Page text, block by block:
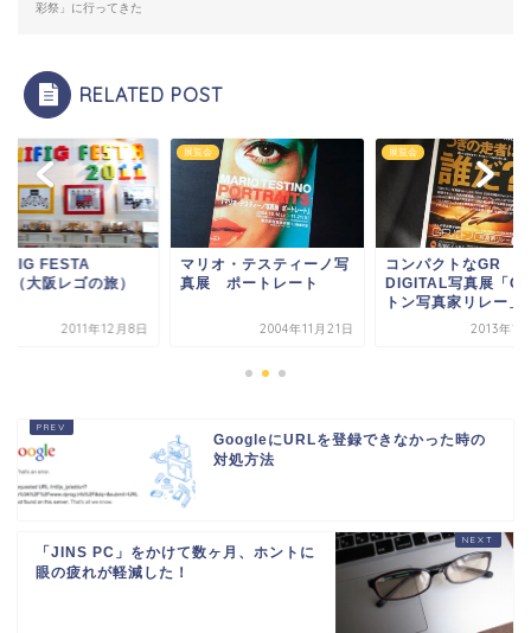
彩祭」に行ってきた
RELATED POST
FESTA
（大阪レゴの旅）
2011年12月8日
展覧会
マリオ・テスティーノ写
真展 ポートレート
2004年11月21日
展覧会
コンパクトなGR
DIGITAL写真展「
トン写真家リレー」
2013年1
GoogleにURLを登録できなかった時の
対処方法
「JINS PC」をかけて数ヶ月、ホントに
眼の疲れが軽減した！